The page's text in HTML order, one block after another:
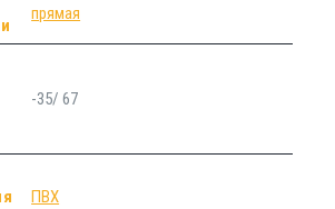
прямая
-35/ 67
ПВХ